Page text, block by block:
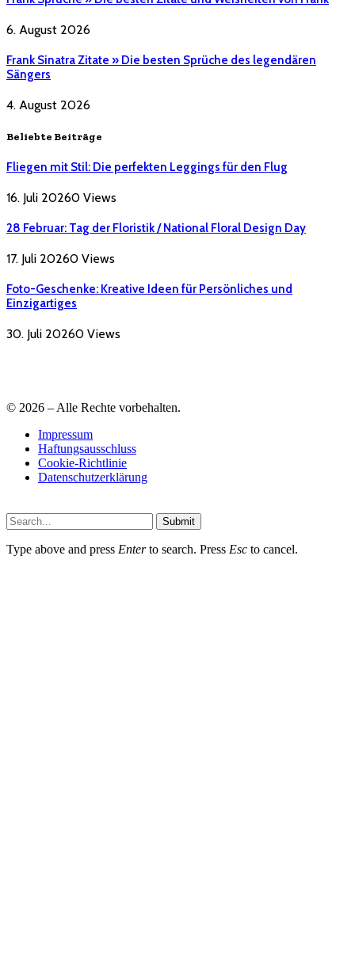
6. August 2026
Frank Sinatra Zitate » Die besten Sprüche des legendären
Sängers
4. August 2026
Beliebte Beiträge
Fliegen mit Stil: Die perfekten Leggings für den Flug
16. Juli 20260 Views
28 Februar: Tag der Floristik / National Floral Design Day
17. Juli 20260 Views
Foto-Geschenke: Kreative Ideen für Persönliches und
Einzigartiges
30. Juli 20260 Views
© 2026 – Alle Rechte vorbehalten.
Impressum
Haftungsausschluss
Cookie-Richtlinie
Datenschutzerklärung
Submit
Type above and press Enterto search. Press Esc to cancel.